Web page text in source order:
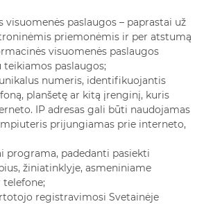
visuomenės paslaugos – paprastai už
priemonėmis ir per atstumą
visuomenės paslaugos
paslaugos;
unikalus numeris, identifikuojantis
planšetę ar kitą įrenginį, kuris
IP adresas gali būti naudojamas
prijungiamas prie interneto,
programa, padedanti pasiekti
žiniatinklyje, asmeniniame
registravimosi Svetainėje